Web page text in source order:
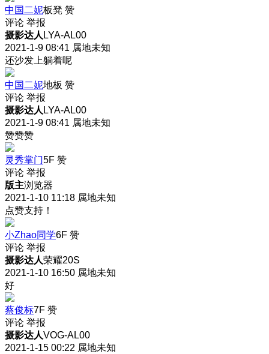
中国二妮板凳 赞
评论 举报
摄影达人 LYA-AL00
2021-1-9 08:41 属地未知
还沙发上躺着呢
中国二妮地板 赞
评论 举报
摄影达人 LYA-AL00
2021-1-9 08:41 属地未知
赞赞赞
灵秀掌门5F 赞
评论 举报
版主浏览器
2021-1-10 11:18 属地未知
点赞支持！
小Zhao同学6F 赞
评论 举报
摄影达人荣耀20S
2021-1-10 16:50 属地未知
好
蔡俊标7F 赞
评论 举报
摄影达人VOG-AL00
2021-1-15 00:22 属地未知